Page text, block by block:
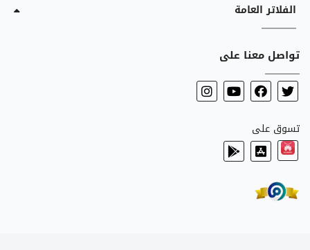
الفلاتر العامة
تواصل معنا على
تسوق على